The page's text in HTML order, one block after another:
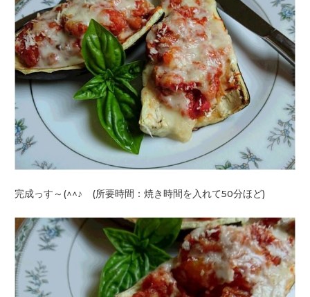
完成っす～(^^♪ (所要時間：焼き時間を入れて50分ほど)